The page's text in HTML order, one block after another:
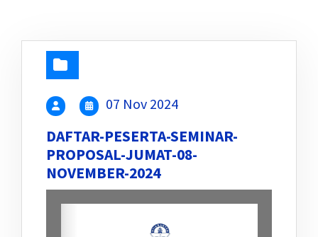
07 Nov 2024
DAFTAR-PESERTA-SEMINAR-
PROPOSAL-JUMAT-08-
NOVEMBER-2024